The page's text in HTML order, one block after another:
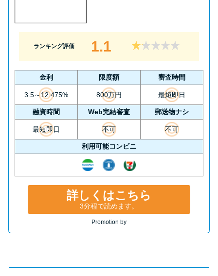
ランキング評価 1.1
金利 限度額 審査時間
3.5～12.475% 800万円 最短即日
融資時間 Web完結審査 郵送物ナシ
最短即日 不可 不可
利用可能コンビニ
詳しくはこちら
3分程で読めます。
Promotion by